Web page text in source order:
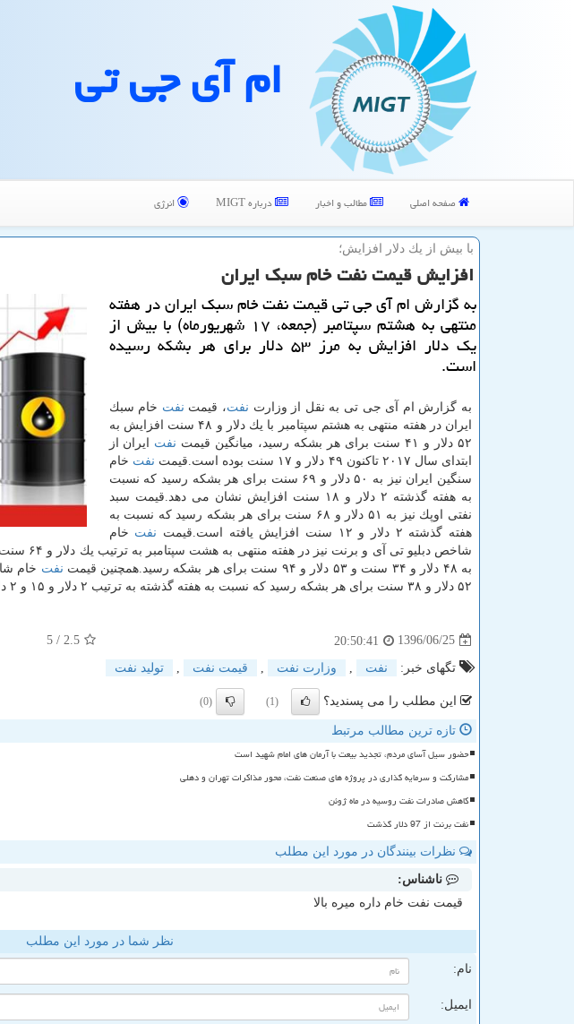
ام آی جی تی
صفحه اصلی مطالب و اخبار درباره MIGT انرژی
با بیش از یك دلار افزایش؛
افزایش قیمت نفت خام سبك ایران
به گزارش ام آی جی تی قیمت نفت خام سبك ایران در هفته
منتهی به هشتم سپتامبر (جمعه، ۱۷ شهریورماه) با بیش از
یك دلار افزایش به مرز ۵۳ دلار برای هر بشكه رسیده
است.
به گزارش ام آی جی تی به نقل از وزارت نفت، قیمت نفت خام سبك
ایران در هفته منتهی به هشتم سپتامبر با یك دلار و ۴۸ سنت افزایش به
۵۲ دلار و ۴۱ سنت برای هر بشكه رسید، میانگین قیمت
نفت ایران از
ابتدای سال ۲۰۱۷ تاكنون ۴۹ دلار و ۱۷ سنت بوده است.قیمت
نفت خام
سنگین ایران نیز به ۵۰ دلار و ۶۹ سنت برای هر بشكه رسید كه نسبت
به هفته گذشته ۲ دلار و ۱۸ سنت افزایش نشان می دهد.قیمت سبد
نفتی اوپك نیز به ۵۱ دلار و ۶۸ سنت برای هر بشكه رسید كه نسبت به
هفته گذشته ۲ دلار و ۱۲ سنت افزایش یافته است.قیمت
نفت خام
به ۴۸ دلار و ۳۴ سنت و ۵۳ دلار و ۹۴ سنت برای هر بشكه رسید.همچنین قیمت
نفت
۵۲ دلار و ۳۸ سنت برای هر بشكه رسید كه نسبت به هفته گذشته به ترتیب ۲ دلار و ۱۵ و ۲ دلار و ۲۶ سنت افزایش را نشان می دهد.
1396/06/25
20:50:41
2.5
/ 5
تگهای خبر: نفت وزارت نفت قیمت نفت تولید نفت
این مطلب را می پسندید؟ (1)
(0)
تازه ترین مطالب مرتبط
حضور سیل آسای مردم، تجدید بیعت با آرمان های امام شهید است
مشارکت و سرمایه گذاری در پروژه های صنعت نفت، محور مذاکرات تهران و دهلی
کاهش صادرات نفت روسیه در ماه ژوئن
نفت برنت از 97 دلار گذشت
نظرات بینندگان در مورد این مطلب
ناشناس:
قیمت نفت خام داره میره بالا
نظر شما در مورد این مطلب
نام:
ایمیل: